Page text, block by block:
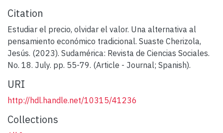
Citation
Estudiar el precio, olvidar el valor. Una alternativa al
pensamiento económico tradicional. Suaste Cherizola,
Jesús. (2023). Sudamérica: Revista de Ciencias Sociales.
No. 18. July. pp. 55-79. (Article - Journal; Spanish).
URI
http://hdl.handle.net/10315/41236
Collections